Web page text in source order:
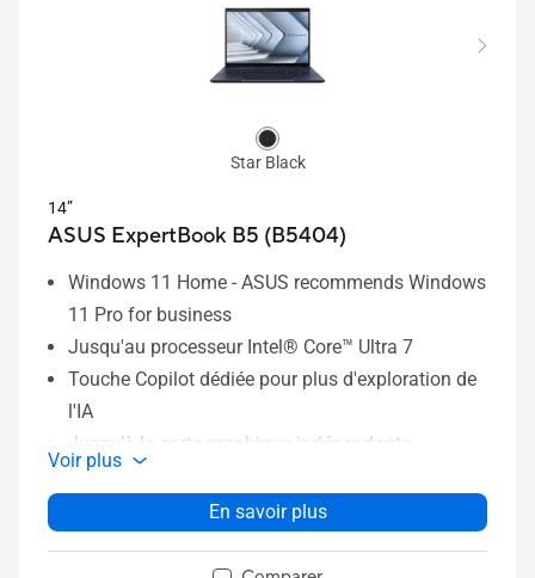
Star Black
14”
ASUS ExpertBook B5 (B5404)
Windows 11 Home - ASUS recommends Windows
11 Pro for business
Jusqu'au processeur Intel® Core™ Ultra 7
Touche Copilot dédiée pour plus d'exploration de
l'IA
Jusqu’à la carte graphique indépendante
NVIDIA® GeForce RTX 2050
A partir de 1,29 kg de légèreté
Double support RAID SSD jusqu'à une capacité de
Voir plus
En savoir plus